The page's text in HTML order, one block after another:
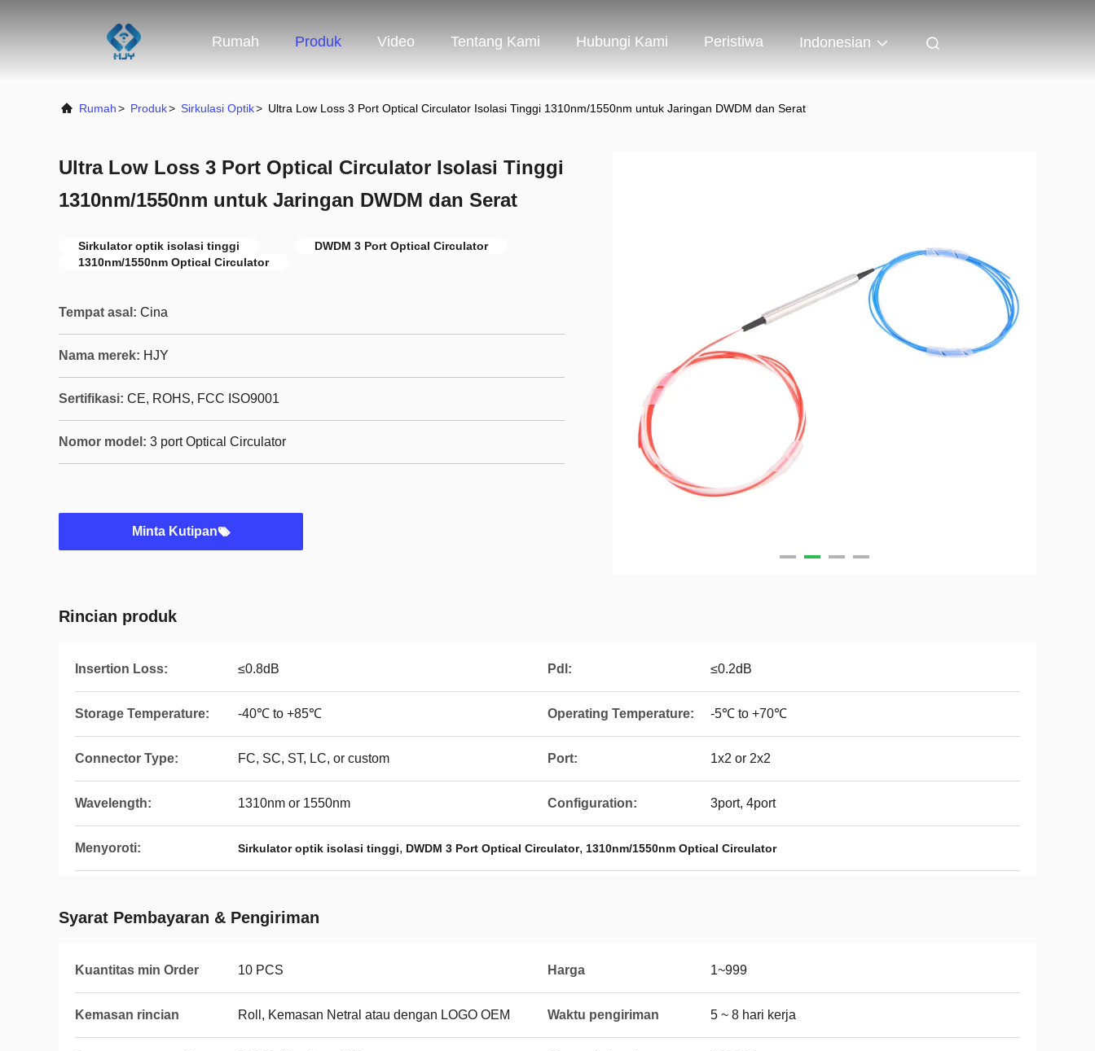
Rumah Produk Video Tentang Kami Hubungi Kami Peristiwa Indonesian
Rumah> Produk> Sirkulasi Optik> Ultra Low Loss 3 Port Optical Circulator Isolasi Tinggi 1310nm/1550nm untuk Jaringan DWDM dan Serat
Ultra Low Loss 3 Port Optical Circulator Isolasi Tinggi
1310nm/1550nm untuk Jaringan DWDM dan Serat
Sirkulator optik isolasi tinggi
DWDM 3 Port Optical Circulator
1310nm/1550nm Optical Circulator
Tempat asal: Cina
Nama merek: HJY
Sertifikasi: CE, ROHS, FCC ISO9001
Nomor model: 3 port Optical Circulator
Minta Kutipan
Rincian produk
Insertion Loss: ≤0.8dB Pdl: ≤0.2dB
Storage Temperature: -40℃ to +85℃ Operating Temperature: -5℃ to +70℃
Connector Type: FC, SC, ST, LC, or custom Port: 1x2 or 2x2
Wavelength: 1310nm or 1550nm Configuration: 3port, 4port
Menyoroti: Sirkulator optik isolasi tinggi, DWDM 3 Port Optical Circulator, 1310nm/1550nm Optical Circulator
Syarat Pembayaran & Pengiriman
Kuantitas min Order 10 PCS Harga 1~999
Kemasan rincian Roll, Kemasan Netral atau dengan LOGO OEM Waktu pengiriman 5 ~ 8 hari kerja